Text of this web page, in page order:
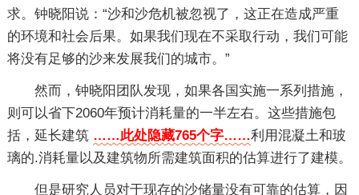
求。钟晓阳说：“沙和沙危机被忽视了，这正在造成严重
的环境和社会后果。如果我们现在不采取行动，我们可能
将没有足够的沙来发展我们的城市。”
然而，钟晓阳团队发现，如果各国实施一系列措施，
则可以省下2060年预计消耗量的一半左右。这些措施包
括，延长建筑 ……此处隐藏765个字……利用混凝土和玻
璃的.消耗量以及建筑物所需建筑面积的估算进行了建模。
但是研究人员对于现存的沙储量没有可靠的估算，因